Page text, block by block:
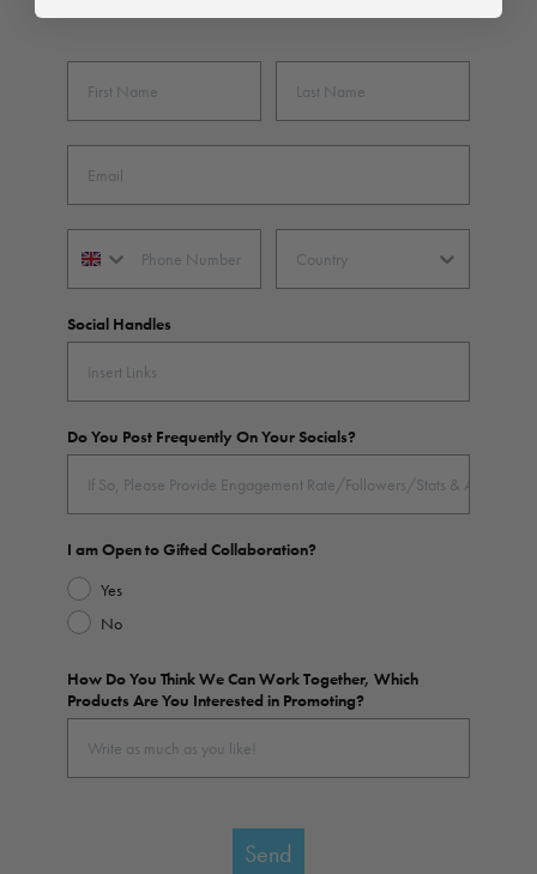
Social Handles
Do You Post Frequently On Your Socials?
I am Open to Gifted Collaboration?
Yes
No
How Do You Think We Can Work Together, Which
Products Are You Interested in Promoting?
Send